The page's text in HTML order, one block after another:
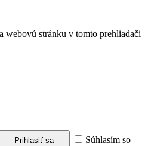
webovú stránku v tomto prehliadači
Súhlasím so